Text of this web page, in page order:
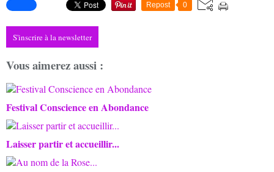
Repost 0
S'inscrire à la newsletter
Vous aimerez aussi :
Festival Conscience en Abondance
Laisser partir et accueillir...